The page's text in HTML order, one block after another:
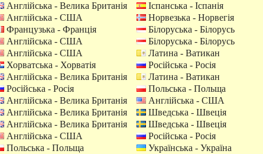
Англійська - Велика Британія
Іспанська - Іспанія
Англійська - США
Норвезька - Норвегія
Французька - Франція
Білоруська - Білорусь
Англійська - США
Білоруська - Білорусь
Англійська - США
Латина - Ватикан
Хорватська - Хорватія
Російська - Росія
Англійська - Велика Британія
Латина - Ватикан
Російська - Росія
Польська - Польща
Англійська - Велика Британія
Англійська - США
Англійська - Велика Британія
Шведська - Швеція
Англійська - Велика Британія
Шведська - Швеція
Англійська - США
Російська - Росія
Польська - Польща
Українська - Україна